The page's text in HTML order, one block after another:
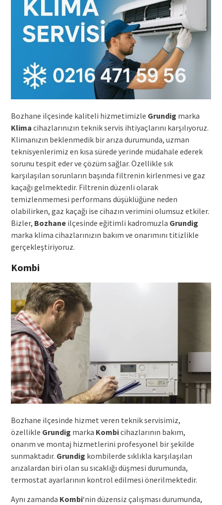
Bozhane ilçesinde kaliteli hizmetimizle Grundig marka
Klima cihazlarınızın teknik servis ihtiyaçlarını karşılıyoruz.
Klimanızın beklenmedik bir arıza durumunda, uzman
teknisyenlerimiz en kısa sürede yerinde müdahale ederek
sorunu tespit eder ve çözüm sağlar. Özellikle sık
karşılaşılan sorunların başında filtrenin kirlenmesi ve gaz
kaçağı gelmektedir. Filtrenin düzenli olarak
temizlenmemesi performans düşüklüğüne neden
olabilirken, gaz kaçağı ise cihazın verimini olumsuz etkiler.
Bizler, Bozhaneilçesinde eğitimli kadromuzla Grundig
marka klima cihazlarınızın bakım ve onarımını titizlikle
gerçekleştiriyoruz.
Kombi
Bozhane ilçesinde hizmet veren teknik servisimiz,
özellikle Grundig marka Kombicihazlarının bakım,
onarım ve montaj hizmetlerini profesyonel bir şekilde
sunmaktadır. Grundig kombilerde sıklıkla karşılaşılan
arızalardan biri olan su sıcaklığı düşmesi durumunda,
termostat ayarlarının kontrol edilmesi önerilmektedir.
Aynı zamanda Kombi‘nin düzensiz çalışması durumunda,